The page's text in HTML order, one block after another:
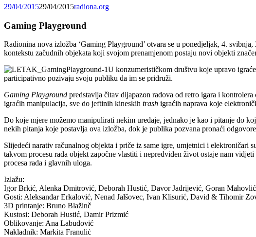
29/04/201529/04/2015radiona.org
Gaming Playground
Radionina nova izložba ‘Gaming Playground’ otvara se u ponedjeljak, 4.
kontekstu začudnih objekata koji svojom prenamjenom postaju novi objekti
U konzumerističkom društvu koje upravo
participativno pozivaju svoju publiku da im se pridruži.
Gaming Playground predstavlja čitav dijapazon radova od retro igara i
igraćih manipulacija, sve do jeftinih kineskih trash igraćih naprava koje
Do koje mjere možemo manipulirati nekim uređaje, jednako je kao i pitanje do
nekih pitanja koje postavlja ova izložba, dok je publika pozvana pronaći
Slijedeći narativ računalnog objekta i priče iz same igre, umjetnici i elektroničari
takvom procesu rada objekt započne vlastiti i nepredviđen život ostaje nam
procesa rada i glavnih uloga.
Izlažu:
Igor Brkić, Alenka Dmitrović, Deborah Hustić, Davor Jadrijević, Goran
Gosti: Aleksandar Erkalović, Nenad Jalšovec, Ivan Klisurić, David & Tihomir
3D printanje: Bruno Blažinč
Kustosi: Deborah Hustić, Damir Prizmić
Oblikovanje: Ana Labudović
Nakladnik: Markita Franulić